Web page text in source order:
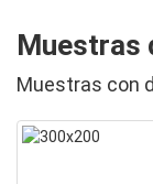
Muestras
Muestras con